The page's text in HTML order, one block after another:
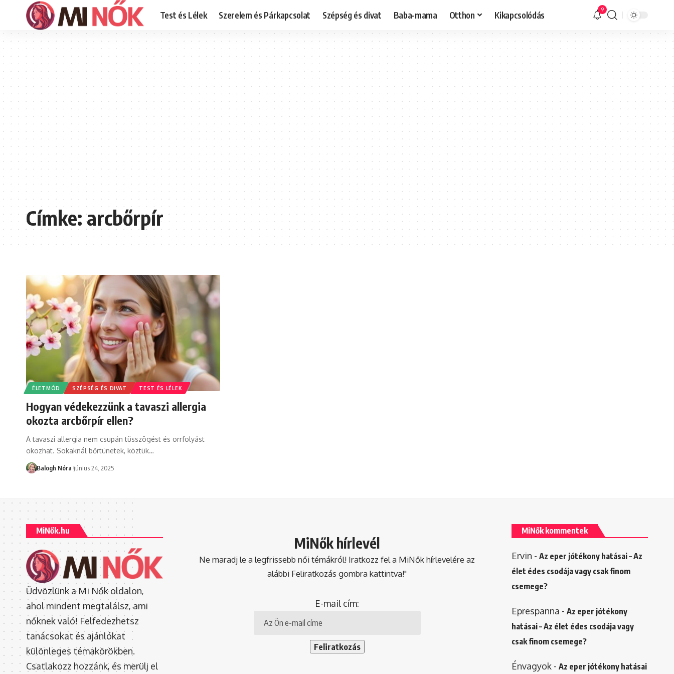
Test és Lélek Szerelem és Párkapcsolat Szépség és divat Baba-mama Otthon Kikapcsolódás 9
Címke:arcbőrpír
ÉLETMÓD SZÉPSÉG ÉS DIVAT TEST ÉS LÉLEK
Hogyan védekezzünk a tavaszi allergia
okozta arcbőrpír ellen?
A tavaszi allergia nem csupán tüsszögést és orrfolyást
okozhat. Sokaknál bőrtünetek, köztük…
Balogh Nóra június 24, 2025
MiNők.hu
Üdvözlünk a Mi Nők oldalon,
ahol mindent megtalálsz, ami
nőknek való! Felfedezhetsz
tanácsokat és ajánlókat
különleges témakörökben.
Csatlakozz hozzánk, és merülj el
MiNők hírlevél
Ne maradj le a legfrissebb női témákról! Iratkozz fel a MiNők hírlevelére az
alábbi Feliratkozás gombra kattintva!"
E-mail cím:
MiNők kommentek
Ervin - Az eper jótékony hatásai – Az
élet édes csodája vagy csak finom
csemege?
Eprespanna - Az eper jótékony
hatásai – Az élet édes csodája vagy
csak finom csemege?
Énvagyok- Az eper jótékony hatásai